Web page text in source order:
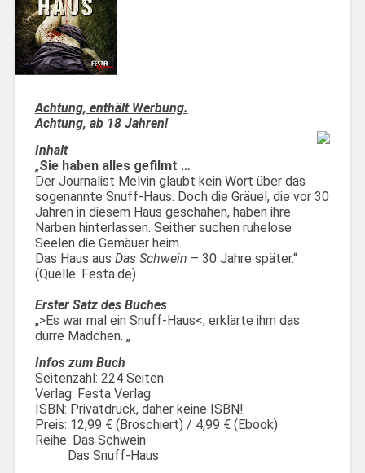
Achtung, enthält Werbung.
Achtung, ab 18 Jahren!
Inhalt
„Sie haben alles gefilmt …
Der Journalist Melvin glaubt kein Wort über das
sogenannte Snuff-Haus. Doch die Gräuel, die vor 30
Jahren in diesem Haus geschahen, haben ihre
Narben hinterlassen. Seither suchen ruhelose
Seelen die Gemäuer heim.
Das Haus aus Das Schwein – 30 Jahre später.“
(Quelle: Festa.de)
Erster Satz des Buches
„>Es war mal ein Snuff-Haus<, erklärte ihm das
dürre Mädchen. „
Infos zum Buch
Seitenzahl: 224 Seiten
Verlag: Festa Verlag
ISBN: Privatdruck, daher keine ISBN!
Preis: 12,99 € (Broschiert) / 4,99 € (Ebook)
Reihe: Das Schwein
Das Snuff-Haus